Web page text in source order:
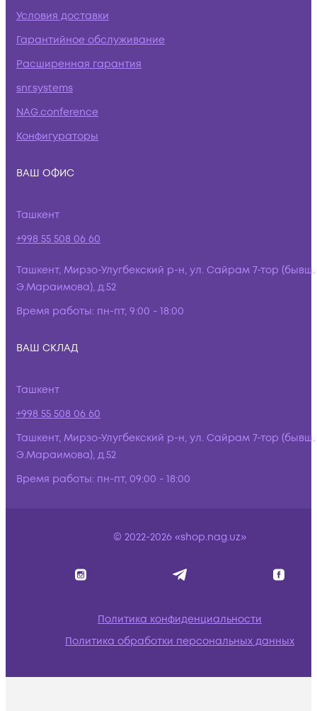
Условия доставки
Гарантийное обслуживание
Расширенная гарантия
snr.systems
NAG.conference
Конфигураторы
ВАШ ОФИС
Ташкент
+998 55 508 06 60
Ташкент, Мирзо-Улугбекский р-н, ул. Сайрам 7-тор (бывш.
Э.Мараимова), д.52
Время работы: пн-пт, 9:00 - 18:00
ВАШ СКЛАД
Ташкент
+998 55 508 06 60
Ташкент, Мирзо-Улугбекский р-н, ул. Сайрам 7-тор (бывш.
Э.Мараимова), д.52
Время работы: пн-пт, 09:00 - 18:00
© 2022-2026 «shop.nag.uz»
Политика конфиденциальности
Политика обработки персональных данных